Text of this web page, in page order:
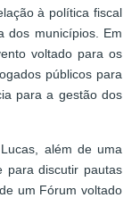
à política fiscal
dos municípios. Em
voltado para os
públicos para
para a gestão dos
além de uma
para discutir pautas
um Fórum voltado